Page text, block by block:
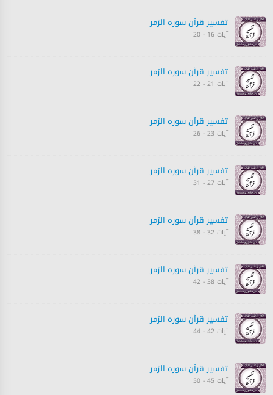
تفسیر قرآن سورہ ‎الزمر‎
آیات 16 - 20
تفسیر قرآن سورہ ‎الزمر‎
آیات 21 - 22
تفسیر قرآن سورہ ‎الزمر‎
آیات 23 - 26
تفسیر قرآن سورہ ‎الزمر‎
آیات 27 - 31
تفسیر قرآن سورہ ‎الزمر‎
آیات 32 - 38
تفسیر قرآن سورہ ‎الزمر‎
آیات 38 - 42
تفسیر قرآن سورہ ‎الزمر‎
آیات 42 - 44
تفسیر قرآن سورہ ‎الزمر‎
آیات 45 - 50